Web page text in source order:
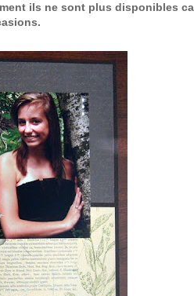
ils ne sont plus disponibles